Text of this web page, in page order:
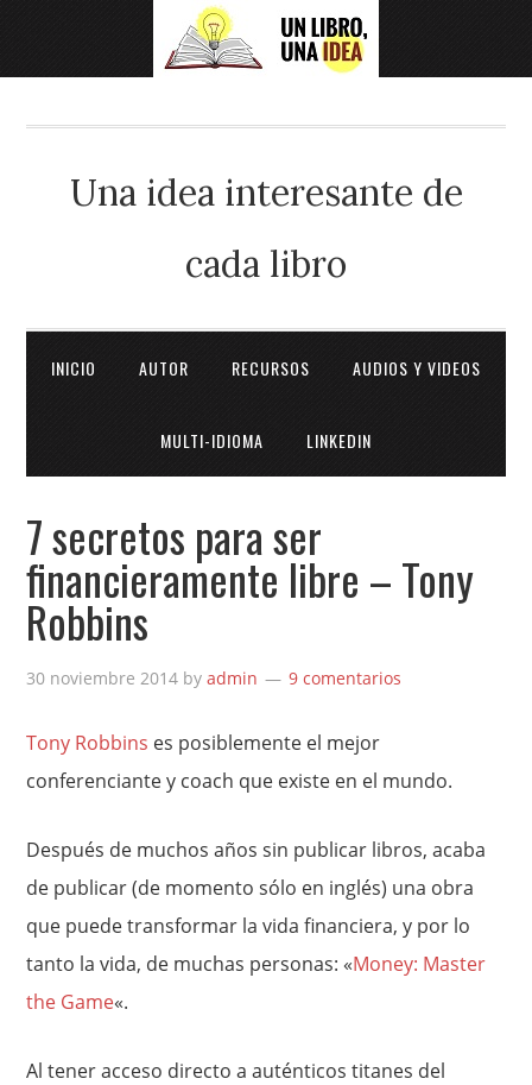
Una idea interesante de
cada libro
INICIO AUTOR RECURSOS AUDIOS Y VIDEOS
MULTI-IDIOMA LINKEDIN
7 secretos para ser
financieramente libre – Tony
Robbins
30 noviembre 2014 byadmin 9 comentarios
Tony Robbins es posiblemente el mejor
conferenciante y coach que existe en el mundo.
Después de muchos años sin publicar libros, acaba
de publicar (de momento sólo en inglés) una obra
que puede transformar la vida financiera, y por lo
tanto la vida, de muchas personas: «Money: Master
the Game«.
Al tener acceso directo a auténticos titanes del